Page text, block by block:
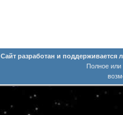
Сайт разработан и поддерживается
Полное или